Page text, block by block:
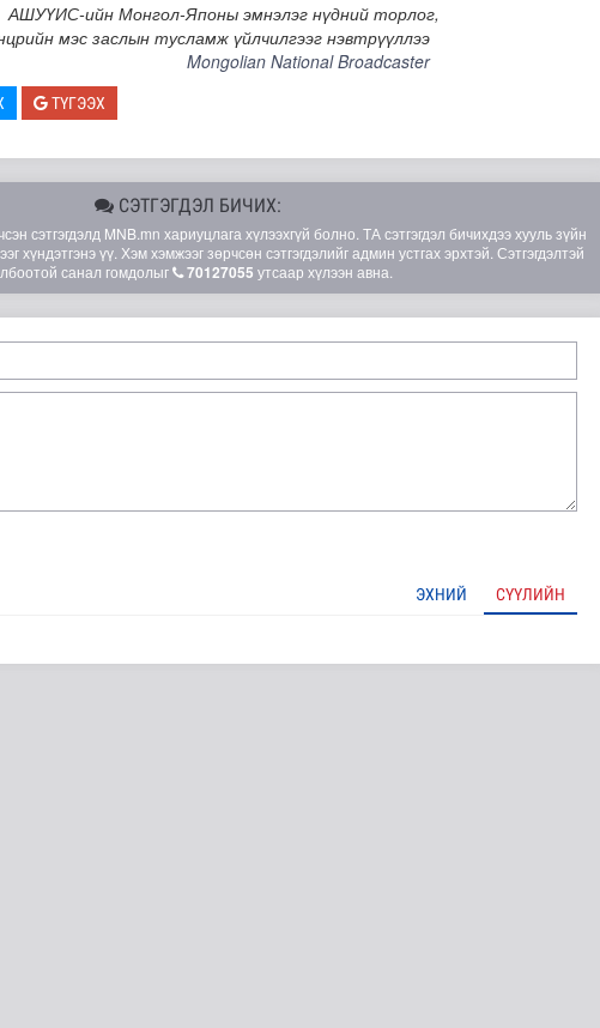
ажлын хүрээнд Шадар сайд Н.Номтойбаяр Дорноговь аймагт ажи..
АШУҮИС-ийн Монгол-Японы эмнэлэг нүдний торлог,
мэс заслын тусламж үйлчилгээг нэвтрүүллээ
Mongolian National Broadcaster
ТҮГЭЭХ
СЭТГЭГДЭЛ БИЧИХ:
MNB.mn хариуцлага хүлээхгүй болно. ТА сэтгэгдэл бичихдээ хууль зүйн
хүндэтгэнэ үү. Хэм хэмжээг зөрчсөн сэтгэгдэлийг админ устгах эрхтэй. Сэтгэгдэлтэй
санал гомдолыг
70127055 утсаар хүлээн авна.
ЭХНИЙ СҮҮЛИЙН